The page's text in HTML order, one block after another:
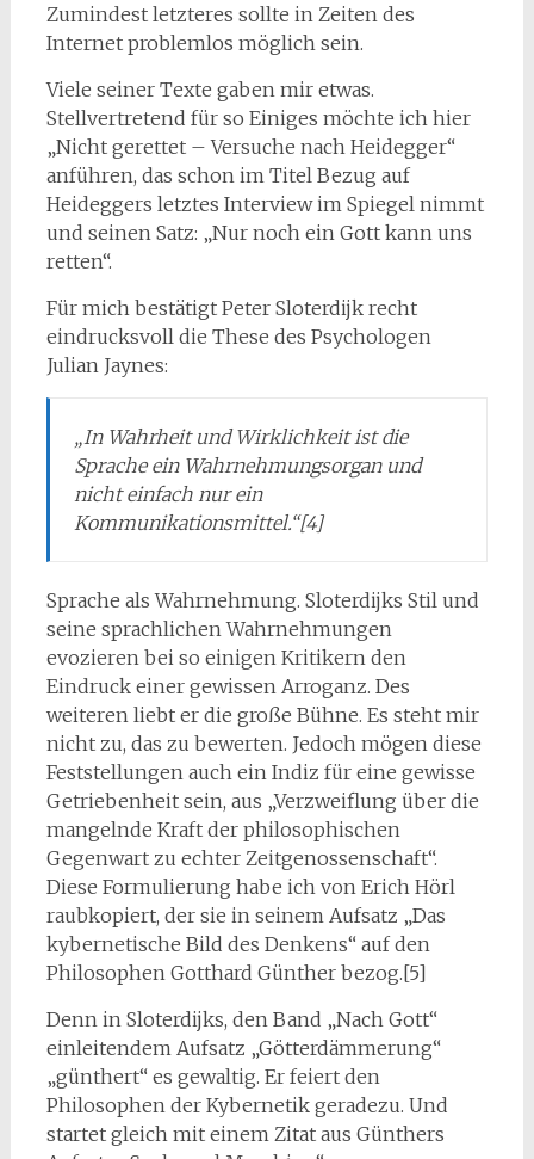
Zumindest letzteres sollte in Zeiten des
Internet problemlos möglich sein.
Viele seiner Texte gaben mir etwas.
Stellvertretend für so Einiges möchte ich hier
„Nicht gerettet – Versuche nach Heidegger“
anführen, das schon im Titel Bezug auf
Heideggers letztes Interview im Spiegel nimmt
und seinen Satz: „Nur noch ein Gott kann uns
retten“.
Für mich bestätigt Peter Sloterdijk recht
eindrucksvoll die These des Psychologen
Julian Jaynes:
„In Wahrheit und Wirklichkeit ist die
Sprache ein Wahrnehmungsorgan und
nicht einfach nur ein
Kommunikationsmittel.“[4]
Sprache als Wahrnehmung. Sloterdijks Stil und
seine sprachlichen Wahrnehmungen
evozieren bei so einigen Kritikern den
Eindruck einer gewissen Arroganz. Des
weiteren liebt er die große Bühne. Es steht mir
nicht zu, das zu bewerten. Jedoch mögen diese
Feststellungen auch ein Indiz für eine gewisse
Getriebenheit sein, aus „Verzweiflung über die
mangelnde Kraft der philosophischen
Gegenwart zu echter Zeitgenossenschaft“.
Diese Formulierung habe ich von Erich Hörl
raubkopiert, der sie in seinem Aufsatz „Das
kybernetische Bild des Denkens“ auf den
Philosophen Gotthard Günther bezog.[5]
Denn in Sloterdijks, den Band „Nach Gott“
einleitendem Aufsatz „Götterdämmerung“
„günthert“ es gewaltig. Er feiert den
Philosophen der Kybernetik geradezu. Und
startet gleich mit einem Zitat aus Günthers